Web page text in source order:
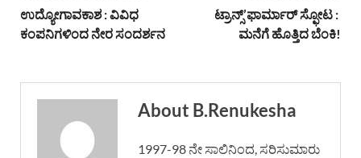
ಉದ್ಯೋಗಾವಕಾಶ : ವಿವಿಧ
ಕಂಪನಿಗಳಿಂದ ನೇರ ಸಂದರ್ಶನ
ಟ್ರಾನ್ಸ್’ಫಾರ್ಮಾರ್ ಸ್ಫೋಟ :
ಮನೆಗೆ ಹೊತ್ತಿದ ಬೆಂಕಿ!
About B.Renukesha
1997-98 ನೇ ಸಾಲಿನಿಂದ, ಸರಿಸುಮಾರು